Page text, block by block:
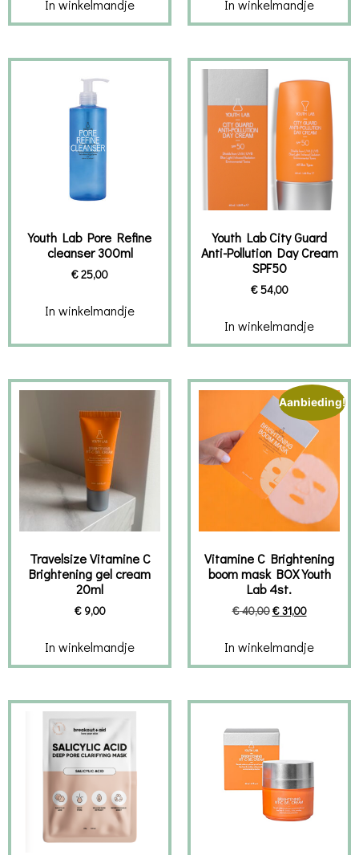
In winkelmandje In winkelmandje
Youth Lab Pore Refine
cleanser 300ml
€25,00
In winkelmandje
Youth Lab City Guard
Anti-Pollution Day Cream
SPF50
€54,00
In winkelmandje
Travelsize Vitamine C
Brightening gel cream
20ml
€9,00
In winkelmandje
Aanbieding!
Vitamine C Brightening
boom mask BOX Youth
Lab 4st.
€40,00€31,00
In winkelmandje